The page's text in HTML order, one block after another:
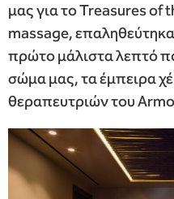
μας για το Treasures of
massage,
πρώτο μάλιστα λεπτό
σώμα μας, τα έμπειρα
θεραπευτριών του